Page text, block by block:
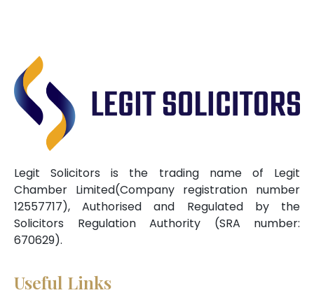
Legit Solicitors is the trading name of Legit
Chamber Limited(Company registration number
12557717), Authorised and Regulated by the
Solicitors Regulation Authority (SRA number:
670629).
Useful Links